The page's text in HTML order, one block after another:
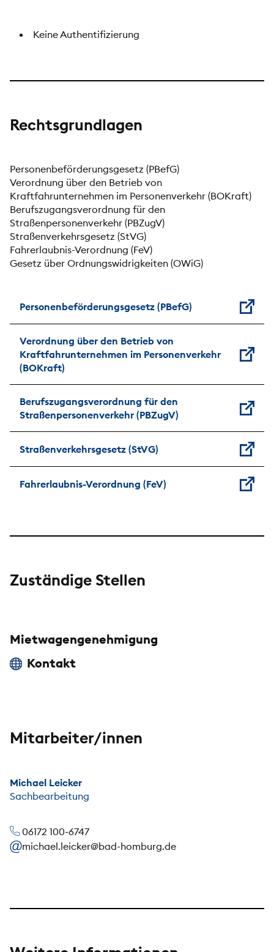
Keine Authentifizierung
Rechtsgrundlagen
Personenbeförderungsgesetz (PBefG)
Verordnung über den Betrieb von
Kraftfahrunternehmen im Personenverkehr (BOKraft)
Berufszugangsverordnung für den
Straßenpersonenverkehr (PBZugV)
Straßenverkehrsgesetz (StVG)
Fahrerlaubnis-Verordnung (FeV)
Gesetz über Ordnungswidrigkeiten (OWiG)
Personenbeförderungsgesetz (PBefG)
Verordnung über den Betrieb von
Kraftfahrunternehmen im Personenverkehr
(BOKraft)
Berufszugangsverordnung für den
Straßenpersonenverkehr (PBZugV)
Straßenverkehrsgesetz (StVG)
Fahrerlaubnis-Verordnung (FeV)
Zuständige Stellen
Mietwagengenehmigung
Kontakt
Mitarbeiter/innen
Michael Leicker
Sachbearbeitung
06172 100-6747
michael.leicker@bad-homburg.de